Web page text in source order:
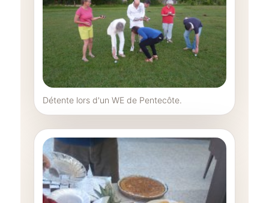
Détente lors d'un WE de Pentecôte.